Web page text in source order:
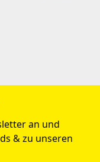
an und
& zu unseren